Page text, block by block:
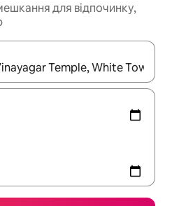
для відпочинку,
використовуйте для